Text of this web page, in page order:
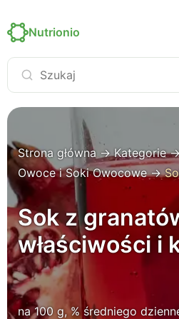
Nutrionio
Strona główna →Kategorie
Owoce i Soki Owocowe→
Sok z
właściwości i
na 100 g, % średniego